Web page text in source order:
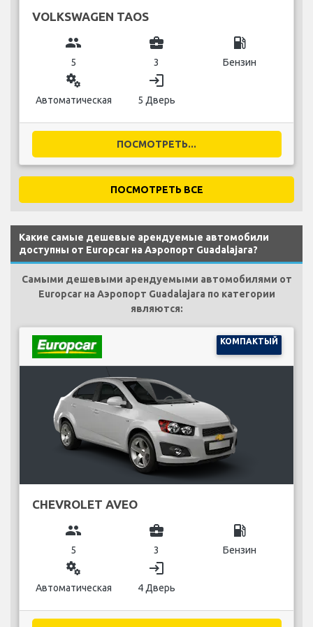
VOLKSWAGEN TAOS
group
5
business_center
3
local_gas_station
Бензин
miscellaneous_services
Автоматическая
login
5 Дверь
ПОСМОТРЕТЬ...
ПОСМОТРЕТЬ ВСЕ
Какие самые дешевые арендуемые автомобили
доступны от Europcar на Аэропорт Guadalajara?
Самыми дешевыми арендуемыми автомобилями от
Europcar на Аэропорт Guadalajara по категории
являются:
КОМПАКТЫЙ
CHEVROLET AVEO
group
5
business_center
3
local_gas_station
Бензин
miscellaneous_services
Автоматическая
login
4 Дверь